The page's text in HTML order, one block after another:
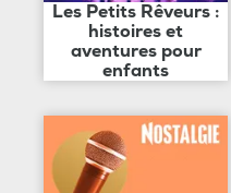
Les Petits Rêveurs :
histoires et
aventures pour
enfants